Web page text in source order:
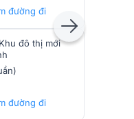
đường đi
đô thị mới
đường đi